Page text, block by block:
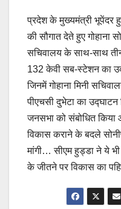
प्रदेश के मुख्यमंत्री भूपेंदर
की सौगात देते हुए गोहाना
सचिवालय के साथ-साथ
132 केवी सब-स्टेशन का
जिनमें गोहाना मिनी
पीएचसी दुभेटा का
जनसभा को संबोधित किया
विकास कराने के बदले
मांगी… सीएम हुड्डा ने ये
के जीतने पर विकास का